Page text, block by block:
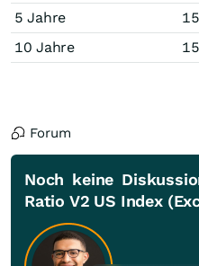
5 Jahre
10 Jahre
Forum
Noch keine
Ratio V2 US Index